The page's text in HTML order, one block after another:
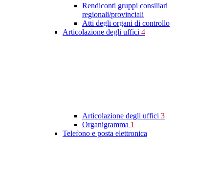
Rendiconti gruppi consiliari
regionali/provinciali
Atti degli organi di controllo
Articolazione degli uffici 4
Articolazione degli uffici 3
Organigramma 1
Telefono e posta elettronica